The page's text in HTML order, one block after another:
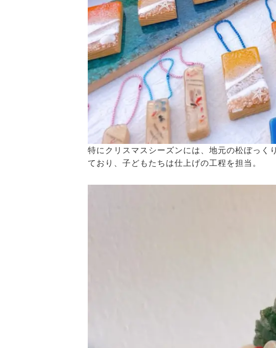
特にクリスマスシーズンには、地元の松ぼっく
ており、子どもたちは仕上げの工程を担当。